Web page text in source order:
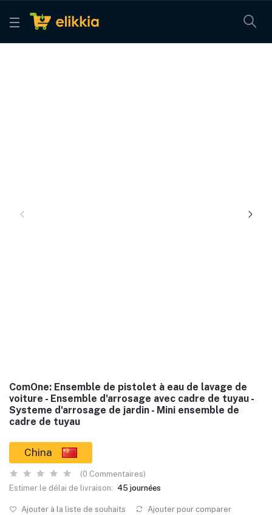
ComOne: Ensemble de pistolet à eau de lavage de
voiture - Ensemble d'arrosage avec cadre de tuyau -
Systeme d'arrosage de jardin - Mini ensemble de
cadre de tuyau
China
(0 Commentaires)
Estimer le délai de livraison: 45 journées
Ajouter à la liste de souhaits Ajouter pour comparer